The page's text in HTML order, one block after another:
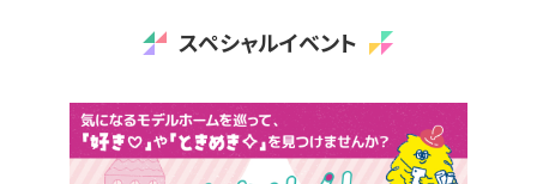
スペシャルイベント